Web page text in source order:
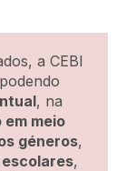
a CEBI
, na
meio
géneros,
,